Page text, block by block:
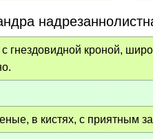
гнездовидной кроной,
в кистях, с приятным